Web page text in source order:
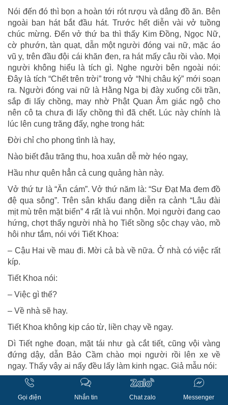
Nói đến đó thì bọn a hoàn tới rót rượu và dâng đồ ăn. Bên
ngoài ban hát bắt đầu hát. Trước hết diễn vài vở tuồng
chúc mừng. Đến vở thứ ba thì thấy Kim Đồng, Ngọc Nữ,
cờ phướn, tàn quạt, dẫn một người đóng vai nữ, mặc áo
vũ y, trên đầu đội cái khăn đen, ra hát mấy câu rồi vào. Mọi
người không hiểu là tích gì. Nghe người bên ngoài nói:
Đây là tích “Chết trên trời” trong vở “Nhị châu ký” mới soạn
ra. Người đóng vai nữ là Hằng Nga bị đày xuống cõi trần,
sắp đi lấy chồng, may nhờ Phật Quan Âm giác ngộ cho
nên cô ta chưa đi lấy chồng thì đã chết. Lúc này chính là
lúc lên cung trăng đấy, nghe trong hát:
Đời chỉ cho phong tình là hay,
Nào biết đâu trăng thu, hoa xuân dễ mờ héo ngay,
Hầu như quên hẳn cả cung quảng hàn này.
Vở thứ tư là “Ăn cám”. Vở thứ năm là: “Sư Đạt Ma đem đồ
đệ qua sông”. Trên sân khấu đang diễn ra cảnh “Lâu đài
mịt mù trên mặt biển” 4 rất là vui nhộn. Mọi người đang cao
hứng, chợt thấy người nhà họ Tiết sồng sộc chạy vào, mồ
hôi như tắm, nói với Tiết Khoa:
– Cậu Hai về mau đi. Mời cả bà về nữa. Ở nhà có việc rất
kíp.
Tiết Khoa nói:
– Việc gì thế?
– Về nhà sẽ hay.
Tiết Khoa không kịp cáo từ, liền chạy về ngay.
Dì Tiết nghe đoạn, mặt tái như gà cắt tiết, cũng vội vàng
đứng dậy, dẫn Bảo Cầm chào mọi người rồi lên xe về
ngay. Thấy vậy ai nấy đều lấy làm kinh ngạc. Giả mẫu nói:
– Hãy cho người sang bên ấy xem có việc gì, chúng ta cần
phải để ý đấy.
Gọi điện Nhắn tin Chat zalo Messenger